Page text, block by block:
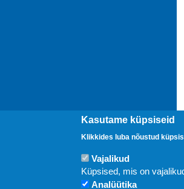
Kasutame küpsiseid
Klikkides luba nõustud
Vajalikud
Küpsised, mis on
Analüütika